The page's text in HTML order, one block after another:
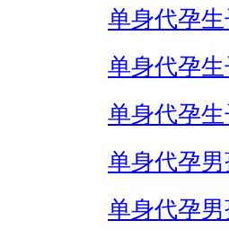
单身代孕
单身代孕
单身代孕生
单身代孕
单身代孕